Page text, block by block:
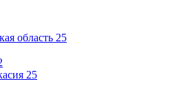
область 25
25